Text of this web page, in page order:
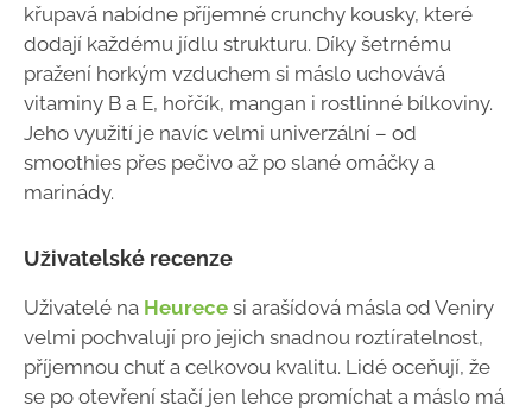
křupavá nabídne příjemné crunchy kousky, které
dodají každému jídlu strukturu. Díky šetrnému
pražení horkým vzduchem si máslo uchovává
vitaminy B a E, hořčík, mangan i rostlinné bílkoviny.
Jeho využití je navíc velmi univerzální – od
smoothies přes pečivo až po slané omáčky a
marinády.
Uživatelské recenze
Uživatelé na Heurece si arašídová másla od Veniry
velmi pochvalují pro jejich snadnou roztíratelnost,
příjemnou chuť a celkovou kvalitu. Lidé oceňují, že
se po otevření stačí jen lehce promíchat a máslo má